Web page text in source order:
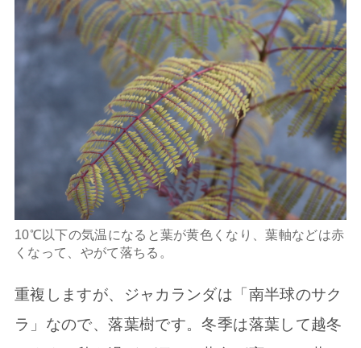
10℃以下の気温になると葉が黄色くなり、葉軸などは赤
くなって、やがて落ちる。
重複しますが、ジャカランダは「南半球のサク
ラ」なので、落葉樹です。冬季は落葉して越冬